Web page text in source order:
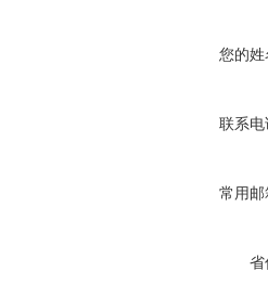
您的姓
联系电
常用邮
省